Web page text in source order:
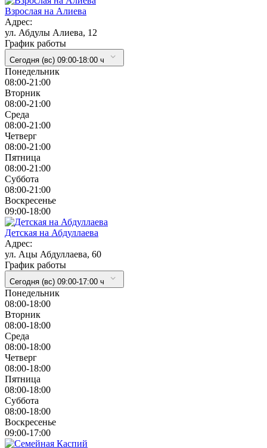
Взрослая на Алиева
Адрес:
ул. Абдулы Алиева, 12
График работы
Сегодня (вс) 09:00-18:00 ч
Понедельник
08:00-21:00
Вторник
08:00-21:00
Cреда
08:00-21:00
Четверг
08:00-21:00
Пятница
08:00-21:00
Суббота
08:00-21:00
Воскресенье
09:00-18:00
Детская на Абдуллаева
Адрес:
ул. Ацы Абдуллаева, 60
График работы
Сегодня (вс) 09:00-17:00 ч
Понедельник
08:00-18:00
Вторник
08:00-18:00
Cреда
08:00-18:00
Четверг
08:00-18:00
Пятница
08:00-18:00
Суббота
08:00-18:00
Воскресенье
09:00-17:00